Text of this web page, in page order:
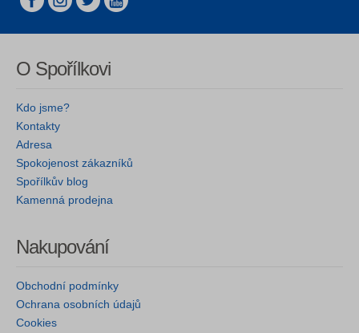
O Spořílkovi
Kdo jsme?
Kontakty
Adresa
Spokojenost zákazníků
Spořílkův blog
Kamenná prodejna
Nakupování
Obchodní podmínky
Ochrana osobních údajů
Cookies